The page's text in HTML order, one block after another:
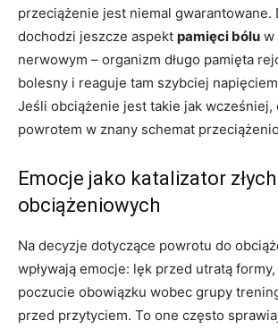
przeciążenie jest niemal gwarantowane.
dochodzi jeszcze aspekt pamięci bólu w
nerwowym – organizm długo pamięta
bolesny i reaguje tam szybciej
Jeśli obciążenie jest takie jak wcześniej,
powrotem w znany schemat
Emocje jako katalizator
obciążeniowych
Na decyzje dotyczące powrotu do
wpływają emocje: lęk przed utratą
poczucie obowiązku wobec grupy
przed przytyciem. To one często